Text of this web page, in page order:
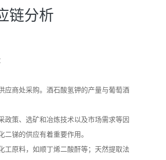
链分析
应商处采购。酒石酸氢钾的产量与葡萄酒
策、选矿和冶炼技术以及市场需求等因
锑的供应有着重要作用。
工原料，如顺丁烯二酸酐等；天然提取法